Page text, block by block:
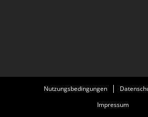
Nutzungsbedingungen
Impressum